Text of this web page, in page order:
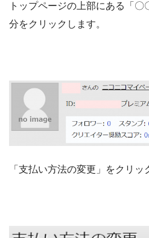
トップページの上部にある「
分をクリックします。
「支払い方法の変更」をクリッ